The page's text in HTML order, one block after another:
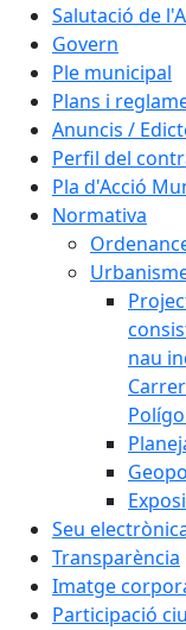
Salutació de
Govern
Ple municipal
Plans i
Anuncis /
Perfil del
Pla d'Acció
Normativa
nau
Seu
Transparència
Imatge
Participació